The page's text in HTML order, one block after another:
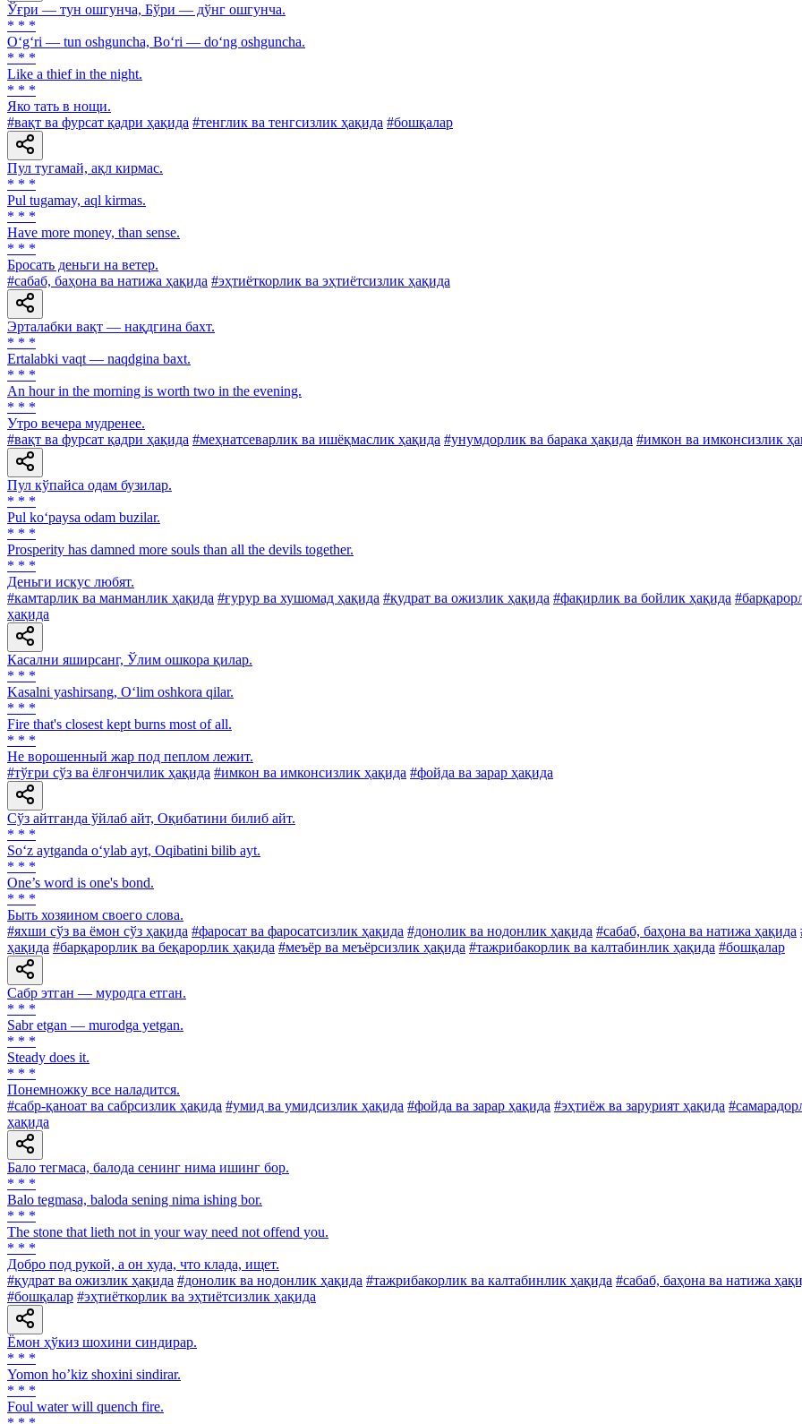
Ўғри — тун ошгунча, Бўри — дўнг ошгунча.
* * *
O‘g‘ri — tun oshguncha, Bo‘ri — do‘ng oshguncha.
* * *
Like a thief in the night.
* * *
Яко тать в нощи.
#вақт ва фурсат қадри ҳақида #тенглик ва тенгсизлик ҳақида #бошқалар
Пул тугамай, ақл кирмас.
* * *
Pul tugamay, aql kirmas.
* * *
Have more money, than sense.
* * *
Бросать деньги на ветер.
#сабаб, баҳона ва натижа ҳақида #эҳтиёткорлик ва эҳтиётсизлик ҳақида
Эрталабки вақт — нақдгина бахт.
* * *
Ertalabki vaqt — naqdgina baxt.
* * *
An hour in the morning is worth two in the evening.
* * *
Утро вечера мудренее.
#вақт ва фурсат қадри ҳақида #меҳнатсеварлик ва ишёқмаслик ҳақида #унумдорлик ва барака ҳақида #имкон ва имконсизлик
Пул кўпайса одам бузилар.
* * *
Pul ko‘paysa odam buzilar.
* * *
Prosperity has damned more souls than all the devils together.
* * *
Деньги искус любят.
#камтарлик ва манманлик ҳақида #ғурур ва хушомад ҳақида #қудрат ва ожизлик ҳақида #фақирлик ва бойлик ҳақида
ҳақида
Касални яширсанг, Ўлим ошкора қилар.
* * *
Kasalni yashirsang, O‘lim oshkora qilar.
* * *
Fire that's closest kept burns most of all.
* * *
He ворошенный жар под пеплом лежит.
#тўғри сўз ва ёлғончилик ҳақида #имкон ва имконсизлик ҳақида #фойда ва зарар ҳақида
Сўз айтганда ўйлаб айт, Оқибатини билиб айт.
* * *
So‘z aytganda o‘ylab ayt, Oqibatini bilib ayt.
* * *
One’s word is one's bond.
* * *
Быть хозяином своего слова.
#яхши сўз ва ёмон сўз ҳақида #фаросат ва фаросатсизлик ҳақида #донолик ва нодонлик ҳақида #сабаб, баҳона ва натижа ҳақида
ҳақида #барқарорлик ва беқарорлик ҳақида #меъёр ва меъёрсизлик ҳақида #тажрибакорлик ва калтабинлик ҳақида #бошқалар
Сабр этган — муродга етган.
* * *
Sabr etgan — murodga yetgan.
* * *
Steady does it.
* * *
Понемножку все наладится.
#сабр-қаноат ва сабрсизлик ҳақида #умид ва умидсизлик ҳақида #фойда ва зарар ҳақида #эҳтиёж ва зарурият ҳақида
ҳақида
Бало тегмаса, балода сенинг нима ишинг бор.
* * *
Balo tegmasa, baloda sening nima ishing bor.
* * *
The stone that lieth not in your way need not offend you.
* * *
Добро под рукой, а он худа, что клада, ищет.
#қудрат ва ожизлик ҳақида #донолик ва нодонлик ҳақида #тажрибакорлик ва калтабинлик ҳақида #сабаб, баҳона ва натижа
#бошқалар #эҳтиёткорлик ва эҳтиётсизлик ҳақида
Ёмон ҳўкиз шохини синдирар.
* * *
Yomon hoʼkiz shoxini sindirar.
* * *
Foul water will quench fire.